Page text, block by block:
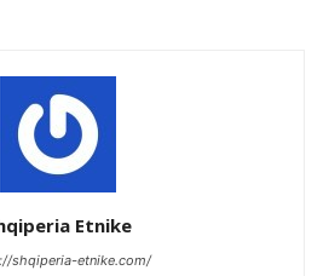
Etnike
shqiperia-etnike.com/